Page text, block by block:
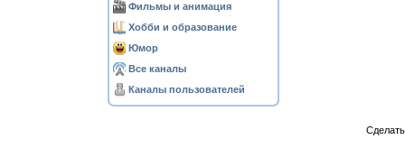
Фильмы и анимация
Хобби и образование
Юмор
Все каналы
Каналы пользователей